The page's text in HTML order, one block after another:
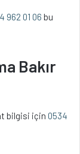
962 01 06 bu
Bakır
bilgisi için 0534